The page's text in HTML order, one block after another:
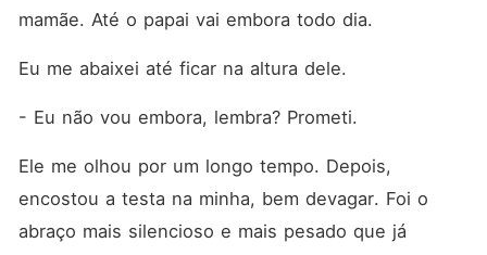
mamãe. Até o papai vai embora todo dia.
Eu me abaixei até ficar na altura dele.
- Eu não vou embora, lembra? Prometi.
Ele me olhou por um longo tempo. Depois,
encostou a testa na minha, bem devagar. Foi o
abraço mais silencioso e mais pesado que já